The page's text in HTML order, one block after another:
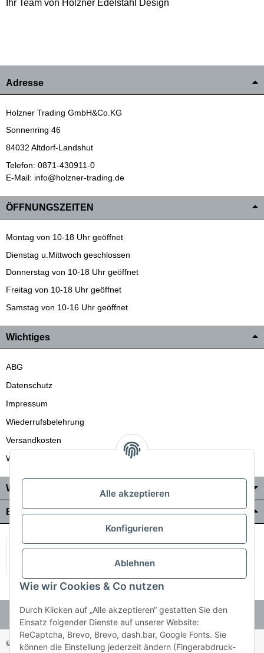
Ihr Team von Holzner Edelstahl Design
Adresse
Holzner Trading GmbH&Co.KG
Sonnenring 46
84032 Altdorf-Landshut
Telefon: 0871-430911-0
E-Mail: info@holzner-trading.de
ÖFFNUNGSZEITEN
Montag von 10-18 Uhr geöffnet
Dienstag u.Mittwoch geschlossen
Donnerstag von 10-18 Uhr geöffnet
Freitag von 10-18 Uhr geöffnet
Samstag von 10-16 Uhr geöffnet
Wichtiges
ABG
Datenschutz
Impressum
Wiederrufsbelehrung
Versandkosten
Wir liefern auch in die Schweiz
Wo Sie uns finden
Bezahlung & Versand
© Holzner-Trading GmbH&Co KG Besucherzähler: 3511255
Alle akzeptieren
Konfigurieren
Ablehnen
Wie wir Cookies & Co nutzen
Durch Klicken auf „Alle akzeptieren“ gestatten Sie den
Einsatz folgender Dienste auf unserer Website:
ReCaptcha, Brevo, Brevo, dash.bar, Google Fonts. Sie
können die Einstellung jederzeit ändern (Fingerabdruck-